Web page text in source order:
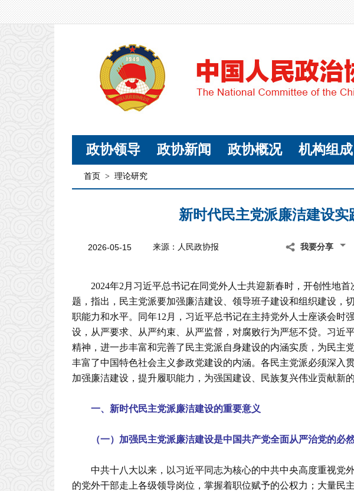
政协领导 政协新闻 政协概况 机构组成
首页 > 理论研究
新时代民主党派廉洁建设实
2026-05-15 来源：人民政协报 我要分享
2024年2月习近平总书记在同党外人士共迎新春时，开创性地
题，指出，民主党派要加强廉洁建设、领导班子建设和组织建设，
职能力和水平。同年12月，习近平总书记在主持党外人士座谈会时
设，从严要求、从严约束、从严监督，对腐败行为严惩不贷。习近
精神，进一步丰富和完善了民主党派自身建设的内涵实质，为民主
丰富了中国特色社会主义参政党建设的内涵。各民主党派必须深入
加强廉洁建设，提升履职能力，为强国建设、民族复兴伟业贡献新的
一、新时代民主党派廉洁建设的重要意义
（一）加强民主党派廉洁建设是中国共产党全面从严治党的必
中共十八大以来，以习近平同志为核心的中共中央高度重视党
的党外干部走上各级领导岗位，掌握着职位赋予的公权力；大量民